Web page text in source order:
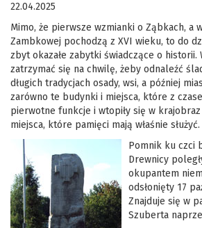
22.04.2025
Mimo, że pierwsze wzmianki o Ząbkach, a
Zambkowej pochodzą z XVI wieku, to do
zbyt okazałe zabytki świadczące o historii.
zatrzymać się na chwilę, żeby odnaleźć
długich tradycjach osady, wsi, a później
zarówno te budynki i miejsca, które z
pierwotne funkcje i wtopiły się w
miejsca, które pamięci mają właśnie służyć.
Pomnik ku czci
Drewnicy
okupantem
odsłonięty 17
Znajduje się w
Szuberta